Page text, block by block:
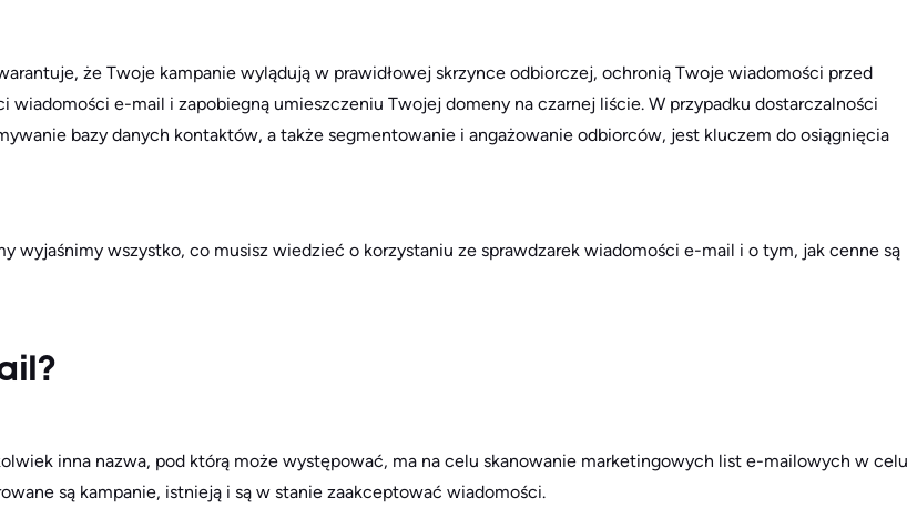
że Twoje kampanie wylądują w prawidłowej skrzynce odbiorczej, ochronią Twoje wiadomości przed
e-mail i zapobiegną umieszczeniu Twojej domeny na czarnej liście. W przypadku dostarczalności
bazy danych kontaktów, a także segmentowanie i angażowanie odbiorców, jest kluczem do osiągnięcia
wyjaśnimy wszystko, co musisz wiedzieć o korzystaniu ze sprawdzarek wiadomości e-mail i o tym, jak cenne są
inna nazwa, pod którą może występować, ma na celu skanowanie marketingowych list e-mailowych w celu
są kampanie, istnieją i są w stanie zaakceptować wiadomości.